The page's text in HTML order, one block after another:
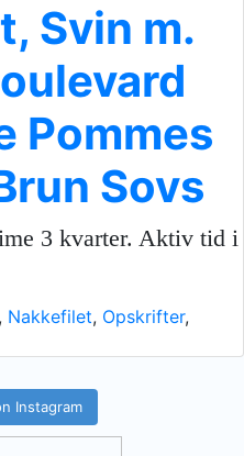
Svin m.
Pommes
Sovs
3 kvarter. Aktiv tid i
Nakkefilet, Opskrifter,
Instagram